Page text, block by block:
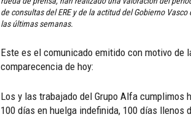
de consultas del ERE y de la actitud del Gobierno Vasco
las últimas semanas.
Este es el comunicado emitido con motivo de
comparecencia de hoy:
Los y las trabajado del Grupo Alfa cumplimos
100 días en huelga indefinida, 100 días llenos